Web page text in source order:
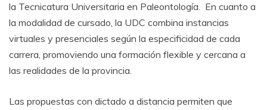
la Tecnicatura Universitaria en Paleontología. En cuanto a
la modalidad de cursado, la UDC combina instancias
virtuales y presenciales según la especificidad de cada
carrera, promoviendo una formación flexible y cercana a
las realidades de la provincia.
Las propuestas con dictado a distancia permiten que